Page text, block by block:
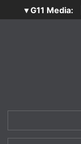
▾ G11 Media:
SecurityOpenLab